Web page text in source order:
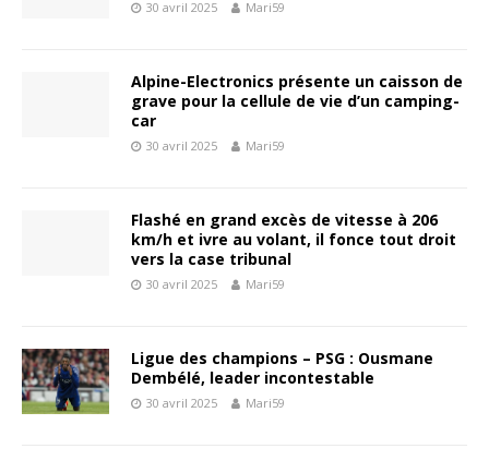
30 avril 2025 Mari59
Alpine-Electronics présente un caisson de
grave pour la cellule de vie d’un camping-
car
30 avril 2025 Mari59
Flashé en grand excès de vitesse à 206
km/h et ivre au volant, il fonce tout droit
vers la case tribunal
30 avril 2025 Mari59
Ligue des champions – PSG : Ousmane
Dembélé, leader incontestable
30 avril 2025 Mari59